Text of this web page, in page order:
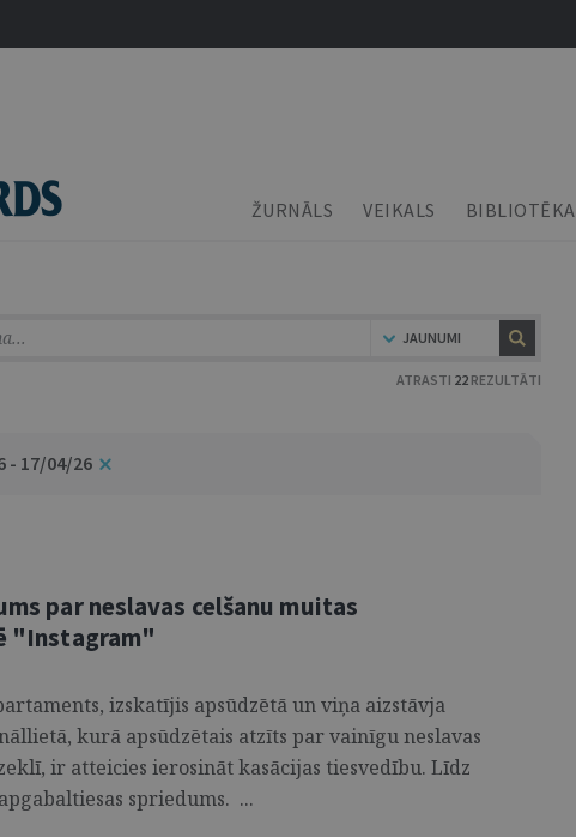
ŽURNĀLS VEIKALS BIBLIOTĒKA
JAUNUMI
ATRASTI 22 REZULTĀTI
- 17/04/26
par neslavas celšanu muitas
"Instagram"
izskatījis apsūdzētā un viņa aizstāvja
kurā apsūdzētais atzīts par vainīgu neslavas
ir atteicies ierosināt kasācijas tiesvedību. Līdz
spriedums. ...